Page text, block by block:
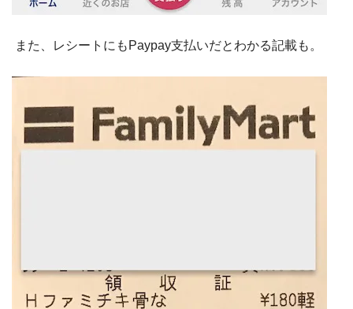
また、レシートにもPaypay支払いだとわかる記載も。